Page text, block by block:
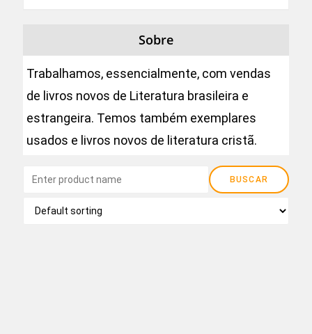
Sobre
Trabalhamos, essencialmente, com vendas
de livros novos de Literatura brasileira e
estrangeira. Temos também exemplares
usados e livros novos de literatura cristã.